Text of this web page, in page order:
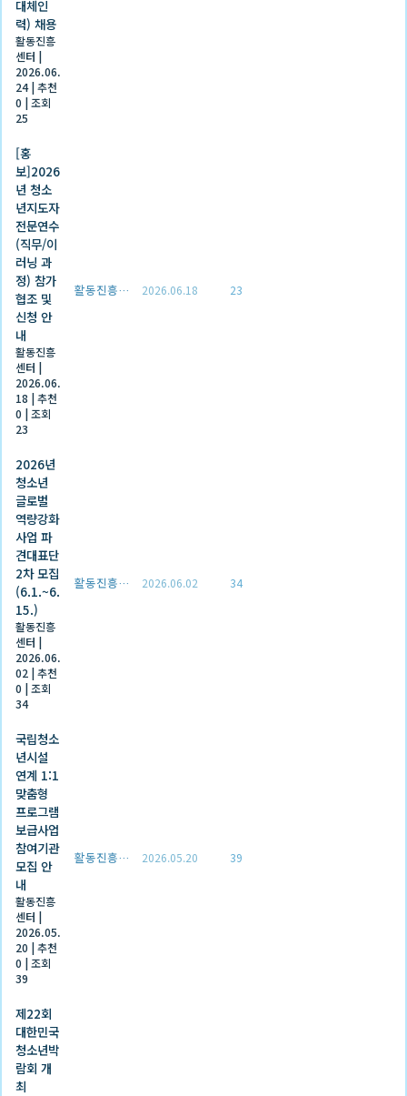
대체인
력) 채용
활동진흥
센터 |
2026.06.
24 |추천
0 |조회
25
[홍
보]2026
년 청소
년지도자
전문연수
(직무/이
러닝 과
정) 참가
협조 및
신청 안
내
활동진흥
센터 |
2026.06.
18 |추천
0 |조회
23
활동진흥센터 2026.06.18 23
2026년
청소년
글로벌
역량강화
사업 파
견대표단
2차 모집
(6.1.~6.
15.)
활동진흥
센터 |
2026.06.
02 |추천
0 |조회
34
활동진흥센터 2026.06.02 34
국립청소
년시설
연계 1:1
맞춤형
프로그램
보급사업
참여기관
모집 안
내
활동진흥
센터 |
2026.05.
20 |추천
0 |조회
39
활동진흥센터 2026.05.20 39
제22회
대한민국
청소년박
람회 개
최